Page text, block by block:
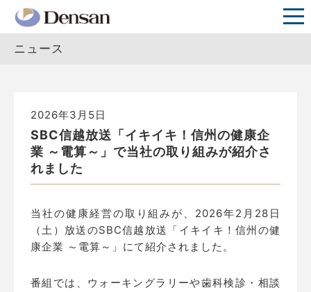
ニュース
2026年3月5日
SBC信越放送「イキイキ！信州の健康企
業 ～電算～」で当社の取り組みが紹介さ
れました
当社の健康経営の取り組みが、2026年2月28日
（土）放送のSBC信越放送「イキイキ！信州の健
康企業 ～電算～」にて紹介されました。
番組では、ウォーキングラリーや歯科検診・相談